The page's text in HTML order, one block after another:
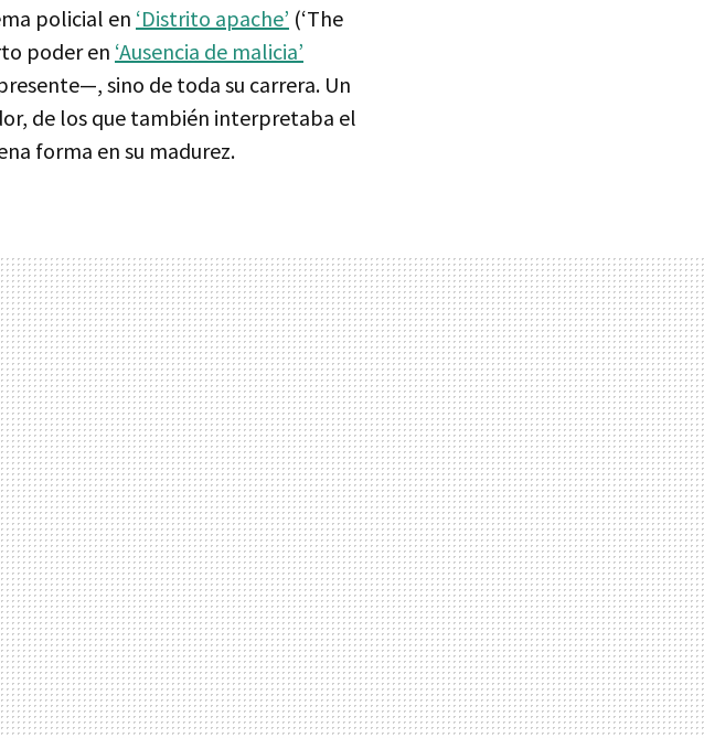
policial en ‘Distrito apache’ (‘The
poder en ‘Ausencia de malicia’
sino de toda su carrera. Un
de los que también interpretaba el
forma en su madurez.